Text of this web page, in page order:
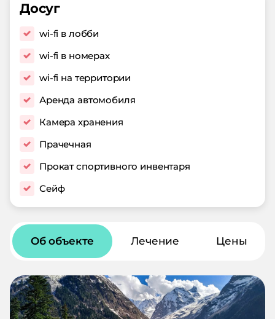
Досуг
wi-fi в лобби
wi-fi в номерах
wi-fi на территории
Аренда автомобиля
Камера хранения
Прачечная
Прокат спортивного инвентаря
Сейф
Об объекте Лечение Цены